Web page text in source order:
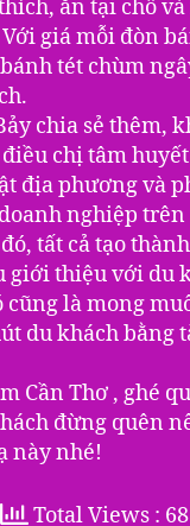
ăn tại chỗ
giá mỗi đòn
tét chùm
chia sẻ thêm,
chị tâm
địa phương và
nghiệp
tất cả tạo
giới thiệu với du
cũng là mong
du khách bằng
Cần Thơ , ghé
đừng quên
này nhé!
Total Views : 68